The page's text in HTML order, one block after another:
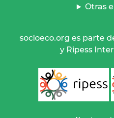
Otras
socioeco.org es parte
y Ripess